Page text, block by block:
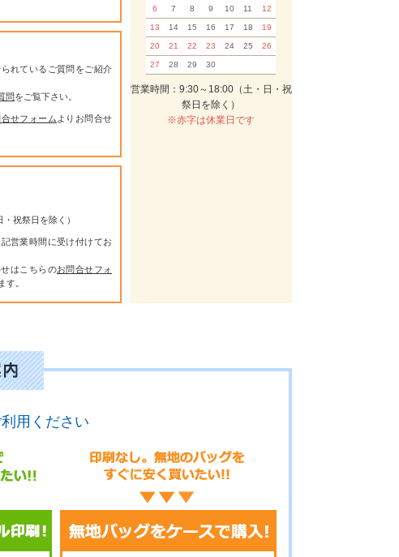
れているご質問をご紹介
問をご覧下さい。
合せフォーム よりお問合せ
祝祭日を除く）
営業時間に受け付けてお
はこちらのお問合せフォ
す。
6 7 8 9 10 11 12
13 14 15 16 17 18 19
20 21 22 23 24 25 26
27 28 29 30
営業時間：9:30～18:00（土・日・祝
祭日を除く）
※赤字は休業日です
用ください